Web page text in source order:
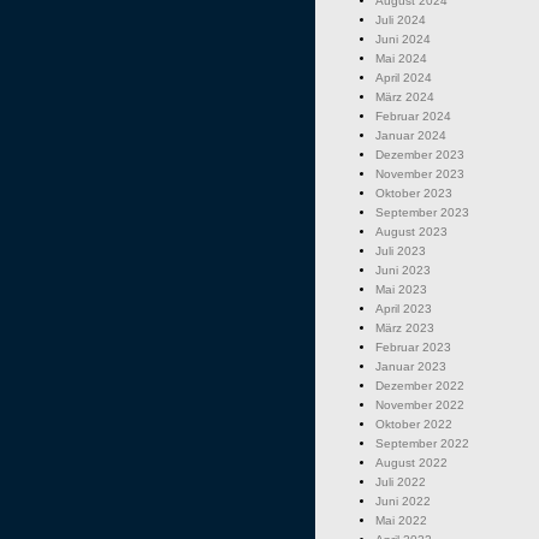
Juli 2024
Juni 2024
Mai 2024
April 2024
März 2024
Februar 2024
Januar 2024
Dezember 2023
November 2023
Oktober 2023
September 2023
August 2023
Juli 2023
Juni 2023
Mai 2023
April 2023
März 2023
Februar 2023
Januar 2023
Dezember 2022
November 2022
Oktober 2022
September 2022
August 2022
Juli 2022
Juni 2022
Mai 2022